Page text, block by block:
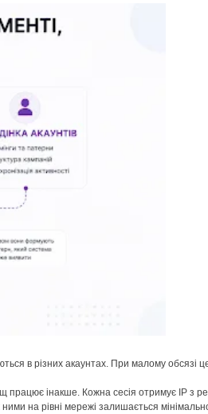
в різних акаунтах. При малому обсязі
інакше. Кожна сесія отримує IP
ними на рівні мережі залишається